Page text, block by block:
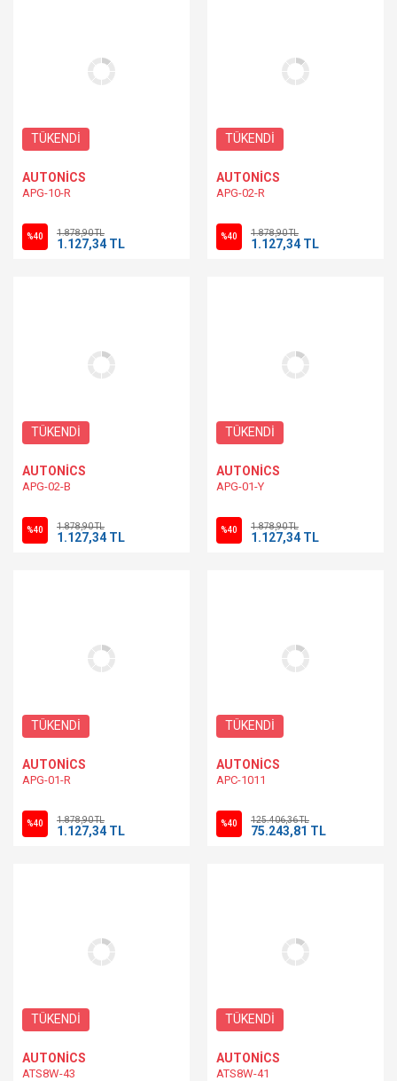
TÜKENDİ
AUTONİCS
APG-10-R
%40 1.878,90 TL
1.127,34 TL
TÜKENDİ
AUTONİCS
APG-02-R
%40 1.878,90 TL
1.127,34 TL
TÜKENDİ
AUTONİCS
APG-02-B
%40 1.878,90 TL
1.127,34 TL
TÜKENDİ
AUTONİCS
APG-01-Y
%40 1.878,90 TL
1.127,34 TL
TÜKENDİ
AUTONİCS
APG-01-R
%40 1.878,90 TL
1.127,34 TL
TÜKENDİ
AUTONİCS
APC-1011
%40 125.406,36 TL
75.243,81 TL
TÜKENDİ
AUTONİCS
ATS8W-43
TÜKENDİ
AUTONİCS
ATS8W-41